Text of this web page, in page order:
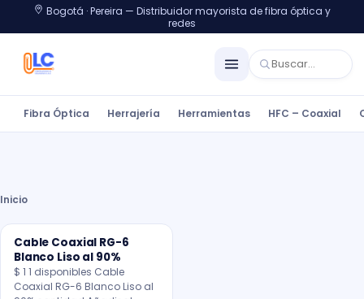
Bogotá · Pereira — Distribuidor mayorista de fibra óptica y
redes
Fibra Óptica Herrajería Herramientas HFC – Coaxial
Inicio
Cable Coaxial RG-6
Blanco Liso al 90%
$ 1 1 disponibles Cable
Coaxial RG-6 Blanco Liso al